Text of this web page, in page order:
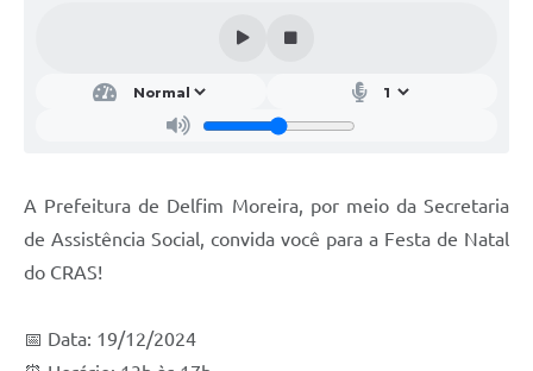
Links
A Prefeitura de Delfim Moreira, por meio da Secretaria
de Assistência Social, convida você para a Festa de Natal
do CRAS!
📅 Data: 19/12/2024